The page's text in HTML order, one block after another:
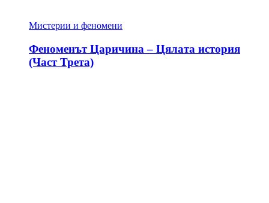
Мистерии и феномени
Феноменът Царичина – Цялата история
(Част Трета)